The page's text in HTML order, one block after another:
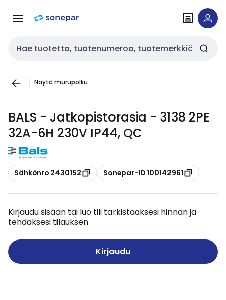
navigointiinsisältöön
Haku
Näytä murupolku
BALS - Jatkopistorasia - 3138 2PE
32A-6H 230V IP44, QC
Kopioi
Sähkönro 2430152 Kopioi
Sonepar-ID 100142961
Kirjaudu sisään tai luo tili tarkistaaksesi hinnan ja
tehdäksesi tilauksen
Kirjaudu